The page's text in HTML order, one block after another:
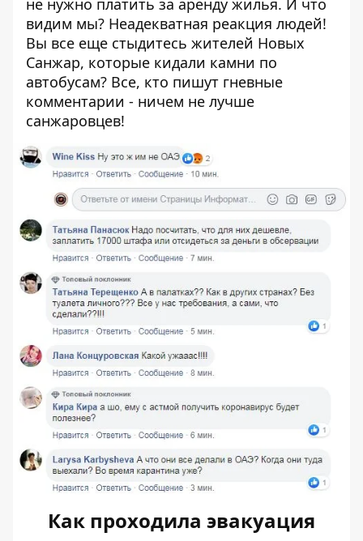
видим мы? Неадекватная реакция людей!
Вы все еще стыдитесь жителей Новых
Санжар, которые кидали камни по
автобусам? Все, кто пишут гневные
комментарии - ничем не лучше
санжаровцев!
Как проходила эвакуация